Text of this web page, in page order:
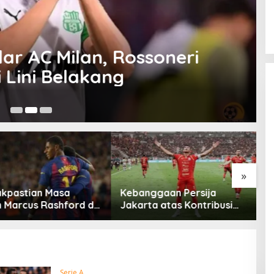
AC Milan, Rossoneri
Belakang
»
Masa
Marcus Rashford di
Kebanggaan Persija
Jakarta atas Kontribusi
Besar ke Timnas Indonesia